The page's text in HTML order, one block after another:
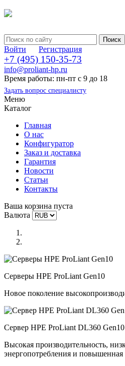
Войти Регистрация
+7 (495) 150-35-73
info@proliant-hp.ru
Время работы: пн-пт с 9 до 18
Задать вопрос специалисту
Меню
Каталог
Главная
О нас
Конфигуратор
Заказ и доставка
Гарантия
Новости
Статьи
Контакты
Ваша корзина пуста
Валюта
Серверы HPE ProLiant Gen10
Новое поколение
Сервер HPE ProLiant DL360 Gen10
Высокая производительность,
энергопотребления и повышенная